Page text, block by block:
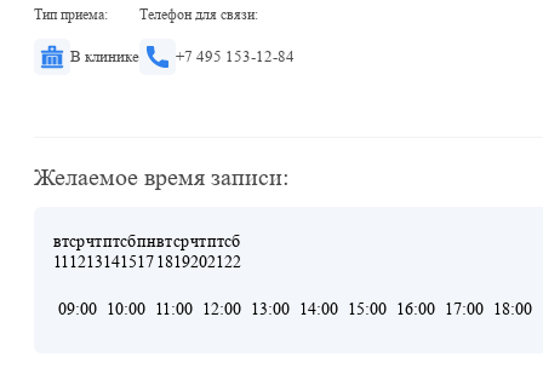
Тип приема:
В клинике
Телефон для связи:
+7 495 153-12-84
Желаемое время записи:
вт
11
ср
12
чт
13
пт
14
сб
15
пн
17
вт
18
ср
19
чт
20
пт
21
сб
22
09:00 10:00 11:00 12:00 13:00 14:00 15:00 16:00 17:00 18:00